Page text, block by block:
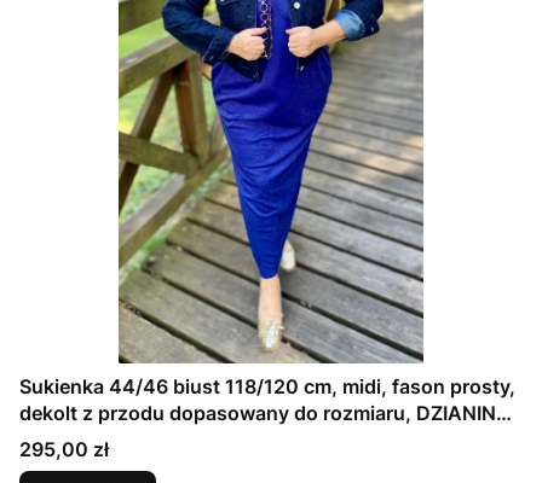
Sukienka 44/46 biust 118/120 cm, midi, fason prosty,
dekolt z przodu dopasowany do rozmiaru, DZIANINA
ŻAKARDOWA PREMIUM, GRANATOWA, TŁOCZONE
KWIAT
Cena
295,00 zł